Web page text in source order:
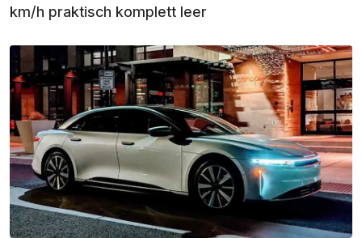
km/h praktisch komplett leer